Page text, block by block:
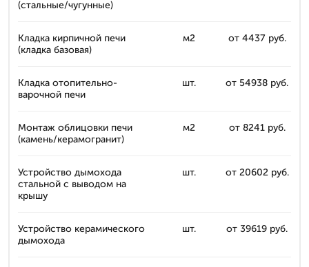
(стальные/чугунные)
Кладка кирпичной печи
(кладка базовая)
м2 от 4437 руб.
Кладка отопительно-
варочной печи
шт. от 54938 руб.
Монтаж облицовки печи
(камень/керамогранит)
м2 от 8241 руб.
Устройство дымохода
стальной с выводом на
крышу
шт. от 20602 руб.
Устройство керамического
дымохода
шт. от 39619 руб.